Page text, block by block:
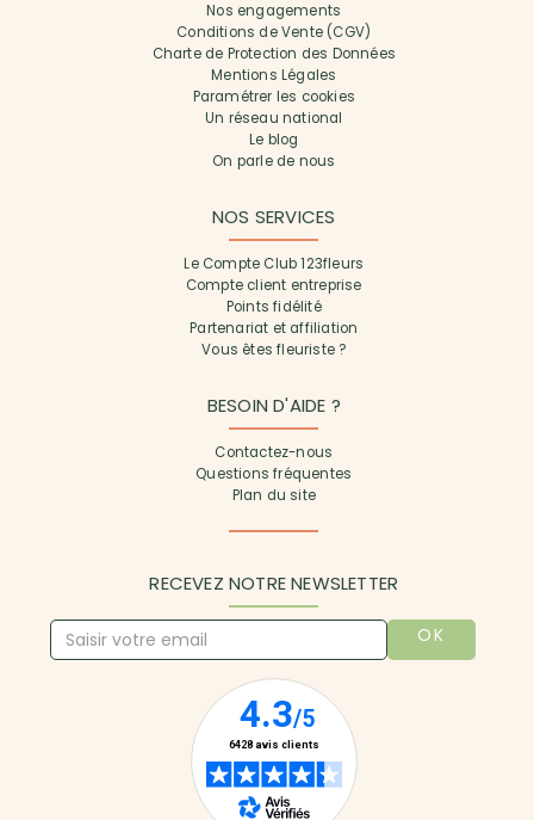
Nos engagements
Conditions de Vente (CGV)
Charte de Protection des Données
Mentions Légales
Paramétrer les cookies
Un réseau national
Le blog
On parle de nous
NOS SERVICES
Le Compte Club 123fleurs
Compte client entreprise
Points fidélité
Partenariat et affiliation
Vous êtes fleuriste ?
BESOIN D'AIDE ?
Contactez-nous
Questions fréquentes
Plan du site
RECEVEZ NOTRE NEWSLETTER
OK